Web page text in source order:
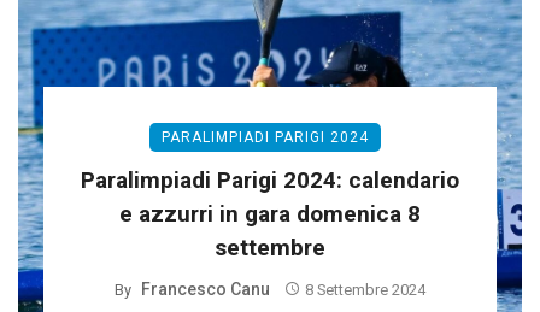
PARALIMPIADI PARIGI 2024
Paralimpiadi Parigi 2024: calendario
e azzurri in gara domenica 8
settembre
By Francesco Canu 8 Settembre 2024